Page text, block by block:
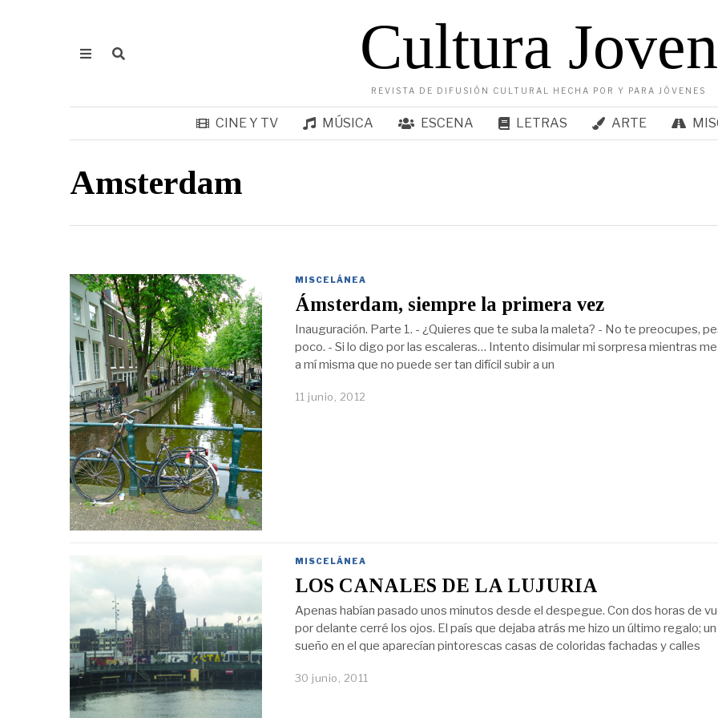
Cultura Joven
REVISTA DE DIFUSIÓN CULTURAL HECHA POR Y PARA JÓVENES
CINE Y TV MÚSICA ESCENA LETRAS ARTE
Amsterdam
MISCELÁNEA
Ámsterdam, siempre la primera vez
Inauguración. Parte 1. - ¿Quieres que te suba la maleta? - No te preocupes,
poco. - Si lo digo por las escaleras… Intento disimular mi sorpresa mientras
a mí misma que no puede ser tan difícil subir a un
11 junio, 2012
MISCELÁNEA
LOS CANALES DE LA LUJURIA
Apenas habían pasado unos minutos desde el despegue. Con dos horas de
por delante cerré los ojos. El país que dejaba atrás me hizo un último regalo; un
sueño en el que aparecían pintorescas casas de coloridas fachadas y calles
30 junio, 2011